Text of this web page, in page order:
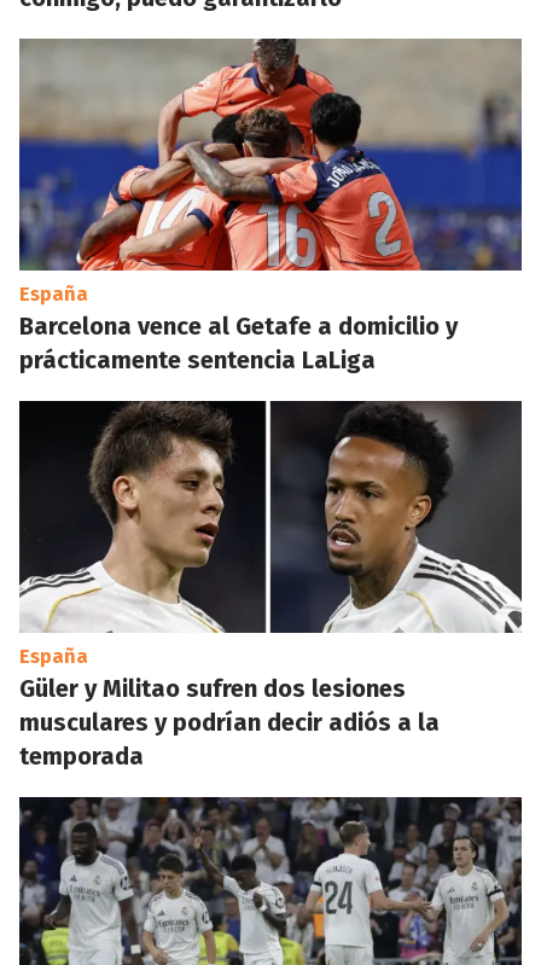
España
Barcelona vence al Getafe a domicilio y
prácticamente sentencia LaLiga
España
Güler y Militao sufren dos lesiones
musculares y podrían decir adiós a la
temporada